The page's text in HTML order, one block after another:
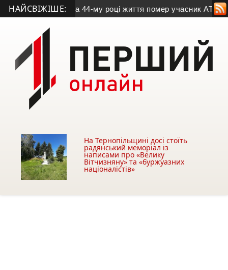
НАЙСВІЖІШЕ:
Дроня • На 44-му році життя помер учасник АТО з
На Тернопільщині досі стоїть
радянський меморіал із
написами про «Велику
Вітчизняну» та «буржуазних
націоналістів»